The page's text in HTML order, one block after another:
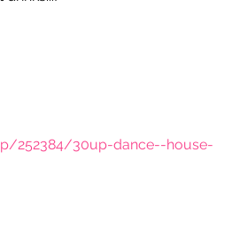
252384/30up-dance--house-